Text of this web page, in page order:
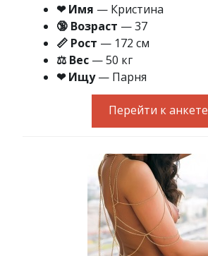
❤ Имя — Кристина
🔞 Возраст — 37
📏 Рост — 172 см
⚖ Вес — 50 кг
❤ Ищу— Парня
Перейти к анкете